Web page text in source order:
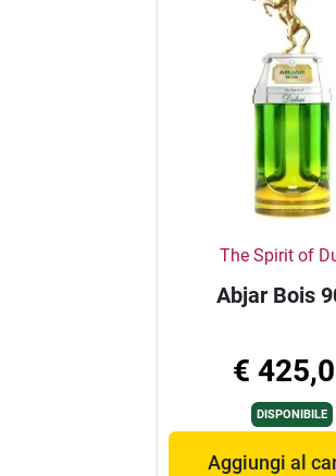
The Spirit of
Abjar Bois
€
DISPONIBILE
Aggiungi al